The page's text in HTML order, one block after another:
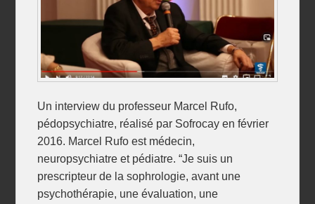
Un interview du professeur Marcel Rufo,
pédopsychiatre, réalisé par Sofrocay en février
2016. Marcel Rufo est médecin,
neuropsychiatre et pédiatre. “Je suis un
prescripteur de la sophrologie, avant une
psychothérapie, une évaluation, une